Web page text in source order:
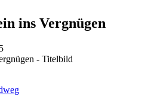
ins Vergnügen